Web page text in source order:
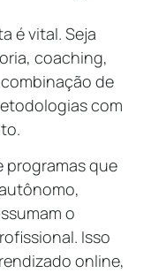
é vital. Seja
coaching,
de
com
programas que
o
Isso
online,